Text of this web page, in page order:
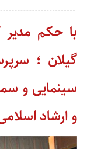
با حکم مدیر
گیلان ؛
سینمایی و
و ارشاد